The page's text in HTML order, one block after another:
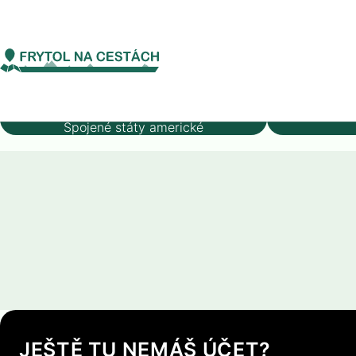
Severní Amerika
Spojené státy americké
JEŠTĚ TU NEMÁŠ ÚČET?